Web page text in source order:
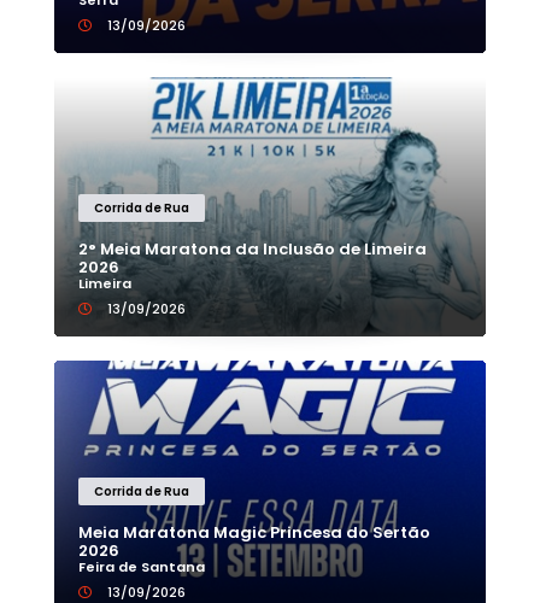
13/09/2026
Corrida de Rua
2° Meia Maratona da Inclusão de Limeira
2026
Limeira
13/09/2026
Corrida de Rua
Meia Maratona Magic Princesa do Sertão
2026
Feira de Santana
13/09/2026